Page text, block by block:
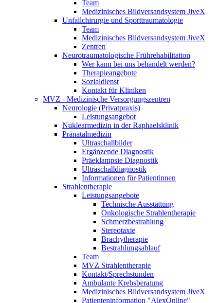
Team
Medizinisches Bildversandsystem JiveX
Unfallchirurgie und Sporttraumatologie
Team
Medizinisches Bildversandsystem JiveX
Zentren
Neurotraumatologische Frührehabilitation
Wer kann bei uns behandelt werden?
Therapieangebote
Sozialdienst
Kontakt für Kliniken
MVZ - Medizinische Versorgungszentren
Neurologie (Privatpraxis)
Leistungsangebot
Nuklearmedizin in der Raphaelsklinik
Pränatalmedizin
Ultraschallbilder
Ergänzende Diagnostik
Präeklampsie Diagnostik
Ultraschalldiagnostik
Informationen für Patientinnen
Strahlentherapie
Leistungsangebote
Technische Ausstattung
Onkologische Strahlentherapie
Schmerzbestrahlung
Stereotaxie
Brachytherapie
Bestrahlungsablauf
Team
MVZ Strahlentherapie
Kontakt/Sprechstunden
Ambulante Krebsberatung
Medizinisches Bildversandsystem JiveX
Patienteninformation "AlexOnline"